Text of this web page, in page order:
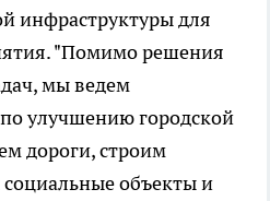
инфраструктуры для
"Помимо решения
мы ведем
улучшению городской
дороги, строим
объекты и